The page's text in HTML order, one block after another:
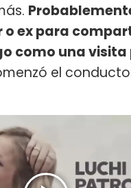
ex para
como una visita
el